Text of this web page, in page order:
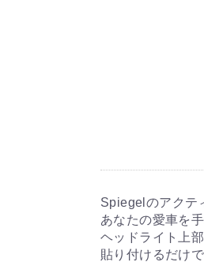
Spiegelのアクテ
あなたの愛車を
ヘッドライト上
貼り付けるだけ